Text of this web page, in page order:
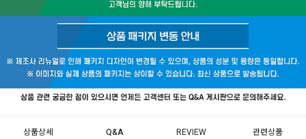
상품상세 Q&A REVIEW 관련상품